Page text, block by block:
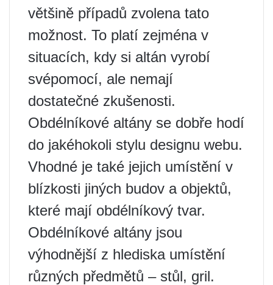
většině případů zvolena tato
možnost. To platí zejména v
situacích, kdy si altán vyrobí
svépomocí, ale nemají
dostatečné zkušenosti.
Obdélníkové altány se dobře hodí
do jakéhokoli stylu designu webu.
Vhodné je také jejich umístění v
blízkosti jiných budov a objektů,
které mají obdélníkový tvar.
Obdélníkové altány jsou
výhodnější z hlediska umístění
různých předmětů – stůl, gril.